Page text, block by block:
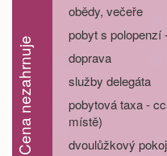
12.09. - 16.09.26 5 dní
12.09. - 17.09.26 6 dní
12.09. - 19.09.26
Cena nezahrnuje
obědy, večeře
pobyt s polopenzí
doprava
služby delegáta
pobytová taxa -
místě)
dvoulůžkový